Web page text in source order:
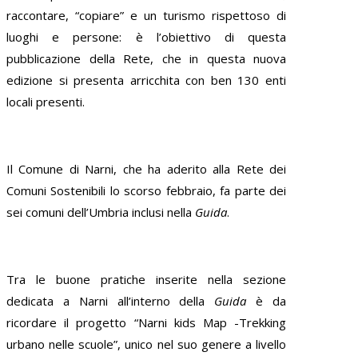
raccontare, “copiare” e un turismo rispettoso di
luoghi e persone: è l’obiettivo di questa
pubblicazione della Rete, che in questa nuova
edizione si presenta arricchita con ben 130 enti
locali presenti.
Il Comune di Narni, che ha aderito alla Rete dei
Comuni Sostenibili lo scorso febbraio, fa parte dei
sei comuni dell’Umbria inclusi nella Guida.
Tra le buone pratiche inserite nella sezione
dedicata a Narni all’interno della Guida è da
ricordare il progetto “Narni kids Map -Trekking
urbano nelle scuole”, unico nel suo genere a livello